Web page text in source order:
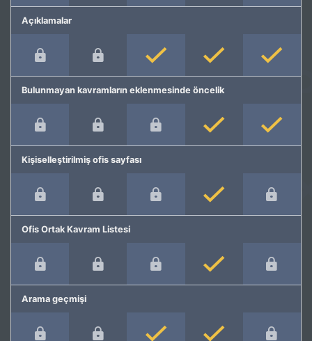
Açıklamalar
Bulunmayan kavramların eklenmesinde öncelik
Kişiselleştirilmiş ofis sayfası
Ofis Ortak Kavram Listesi
Arama geçmişi